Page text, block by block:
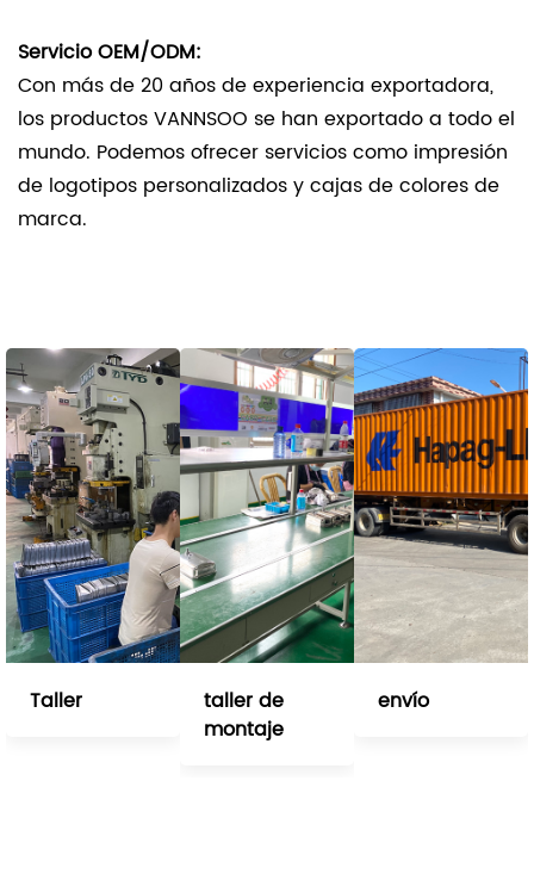
Servicio OEM/ODM:
Con más de 20 años de experiencia exportadora,
los productos VANNSOO se han exportado a todo el
mundo. Podemos ofrecer servicios como impresión
de logotipos personalizados y cajas de colores de
marca.
Taller
taller de
montaje
envío